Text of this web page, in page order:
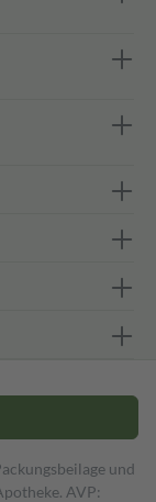
und
AVP: